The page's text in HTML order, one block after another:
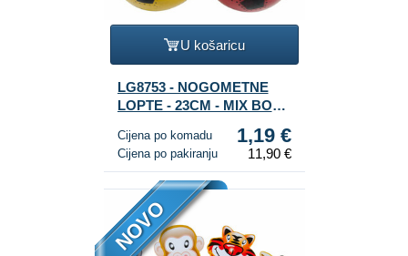
U košaricu
LG8753 - NOGOMETNE
LOPTE - 23CM - MIX BOJA
Cijena po komadu 1,19 €
Cijena po pakiranju 11,90 €
NOVO